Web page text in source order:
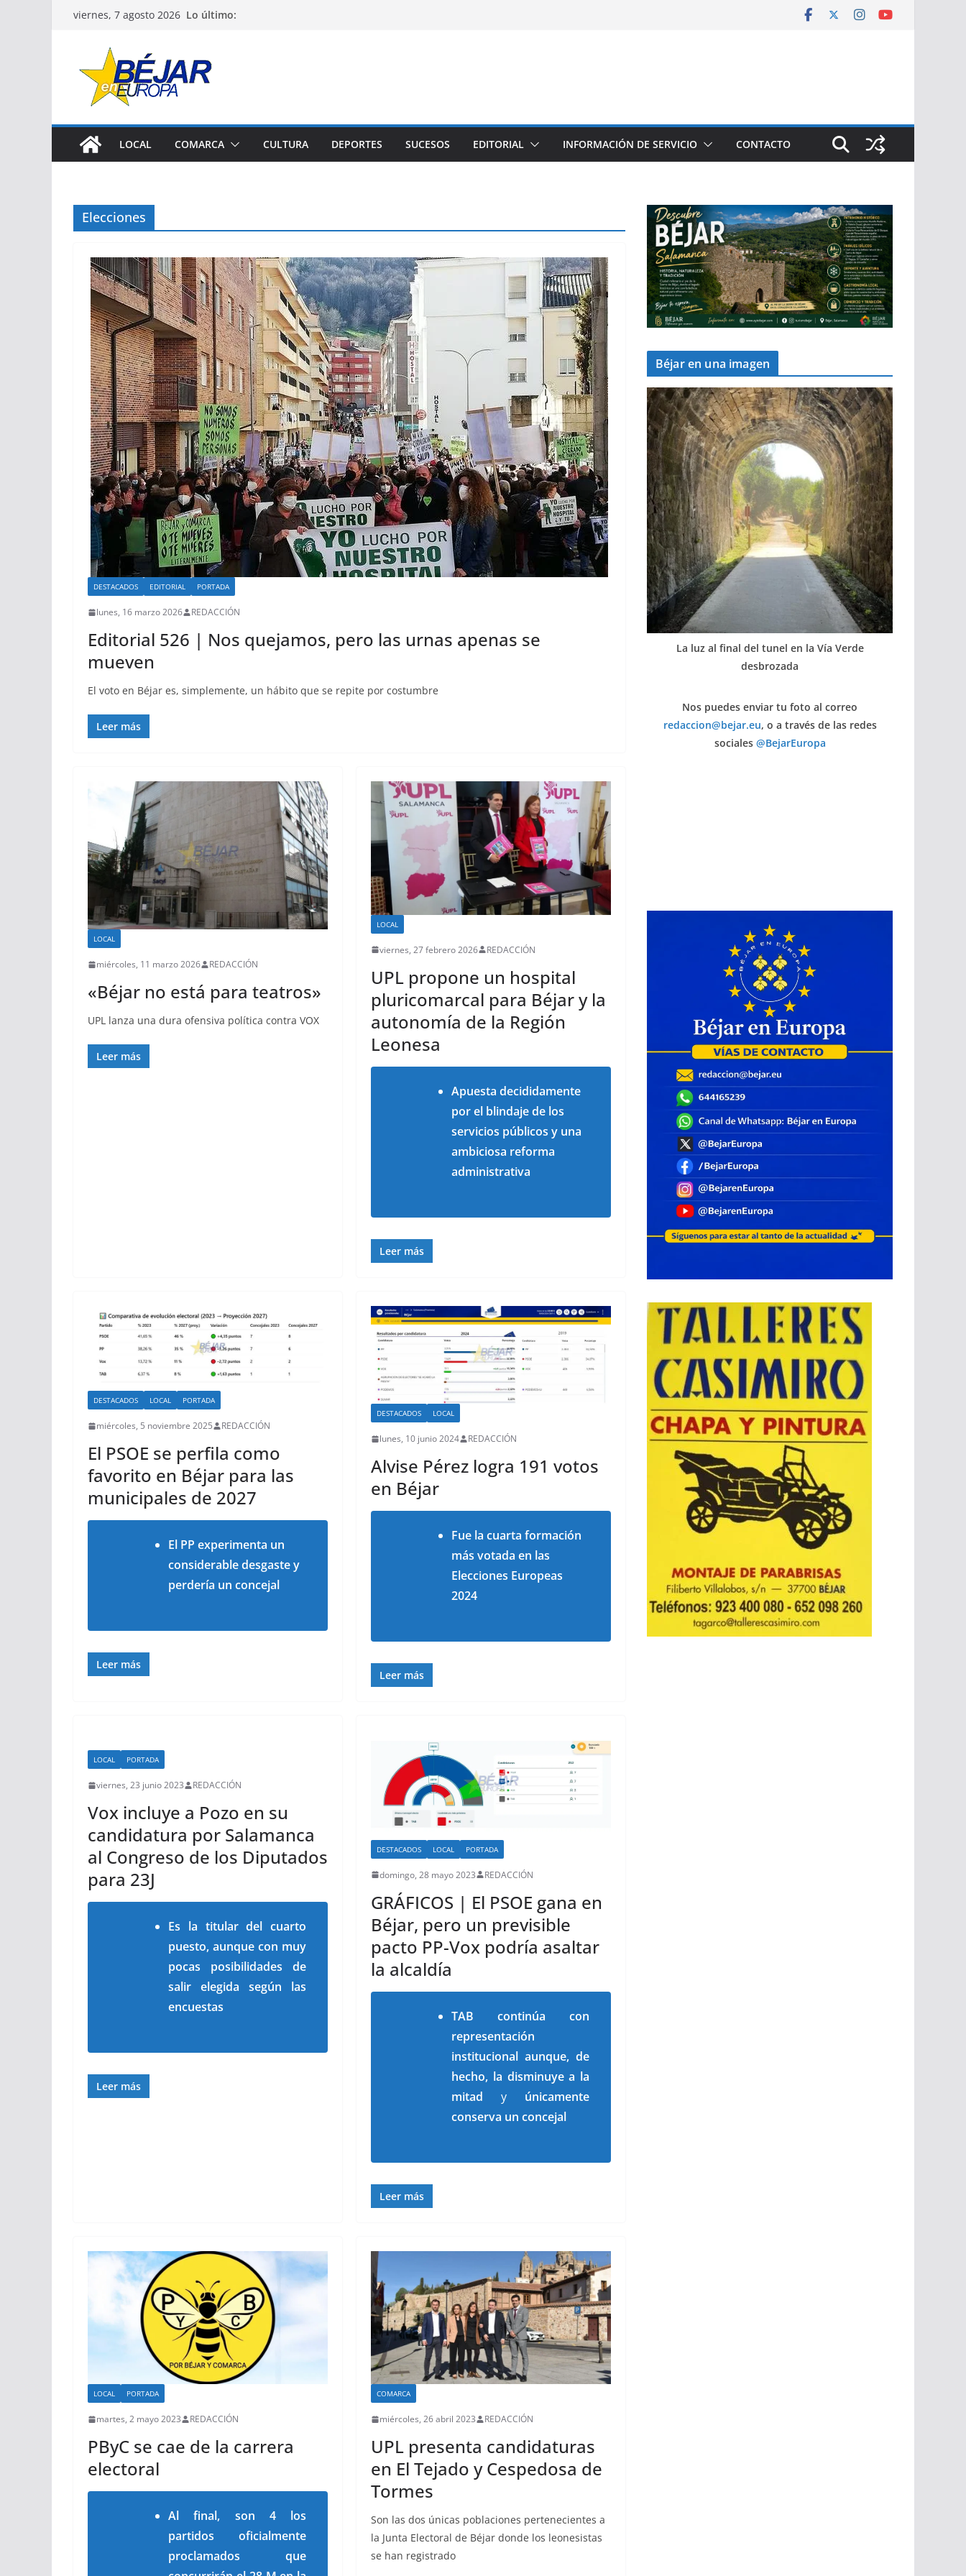
Saltarviernes, 7 agosto 2026 Lo último:
LOCAL COMARCA CULTURA DEPORTES SUCESOS EDITORIAL INFORMACIÓN DE SERVICIO CONTACTO
Elecciones
DESTACADOS EDITORIAL PORTADA
lunes, 16 marzo 2026 REDACCIÓN
Editorial 526 | Nos quejamos, pero las urnas apenas se
mueven
El voto en Béjar es, simplemente, un hábito que se repite por costumbre
Leer más
LOCAL
miércoles, 11 marzo 2026 REDACCIÓN
«Béjar no está para teatros»
UPL lanza una dura ofensiva política contra VOX
Leer más
LOCAL
viernes, 27 febrero 2026 REDACCIÓN
UPL propone un hospital
pluricomarcal para Béjar y la
autonomía de la Región
Leonesa
Apuesta decididamente
por el blindaje de los
servicios públicos y una
ambiciosa reforma
administrativa
Leer más
DESTACADOS LOCAL PORTADA
miércoles, 5 noviembre 2025 REDACCIÓN
El PSOE se perfila como
favorito en Béjar para las
municipales de 2027
El PP experimenta un
considerable desgaste y
perdería un concejal
Leer más
DESTACADOS LOCAL
lunes, 10 junio 2024 REDACCIÓN
Alvise Pérez logra 191 votos
en Béjar
Fue la cuarta formación
más votada en las
Elecciones Europeas
2024
Leer más
LOCAL PORTADA
viernes, 23 junio 2023 REDACCIÓN
Vox incluye a Pozo en su
candidatura por Salamanca
al Congreso de los Diputados
para 23J
Es la titular del cuarto
puesto, aunque con muy
pocas posibilidades de
salir elegida según las
encuestas
Leer más
DESTACADOS LOCAL PORTADA
domingo, 28 mayo 2023 REDACCIÓN
GRÁFICOS | El PSOE gana en
Béjar, pero un previsible
pacto PP-Vox podría asaltar
la alcaldía
TAB continúa con
representación
institucional aunque, de
hecho, la disminuye a la
mitad y únicamente
conserva un concejal
Leer más
LOCAL PORTADA
martes, 2 mayo 2023 REDACCIÓN
PByC se cae de la carrera
electoral
Al final, son 4 los
partidos oficialmente
proclamados que
COMARCA
miércoles, 26 abril 2023 REDACCIÓN
UPL presenta candidaturas
en El Tejado y Cespedosa de
Tormes
Son las dos únicas poblaciones pertenecientes a
la Junta Electoral de Béjar donde los leonesistas
se han registrado
Béjar en una imagen
La luz al final del tunel en la Vía Verde
desbrozada
Nos puedes enviar tu foto al correo
redaccion@bejar.eu, o a través de las redes
sociales @BejarEuropa